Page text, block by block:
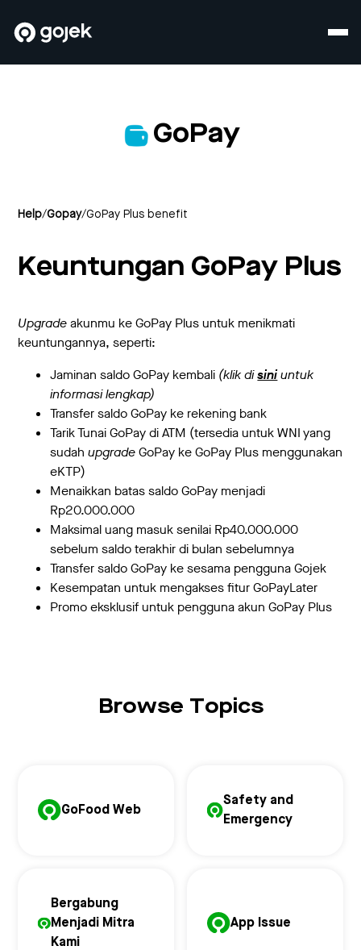
GoPay
Help/Gopay/GoPay Plus benefit
Keuntungan GoPay Plus
Upgradeakunmu ke GoPay Plus untuk menikmati
keuntungannya, seperti:
Jaminan saldo GoPay kembali (klik disiniuntuk
informasi lengkap)
Transfer saldo GoPay ke rekening bank
Tarik Tunai GoPay di ATM (tersedia untuk WNI yang
sudahupgradeGoPay ke GoPay Plus menggunakan
eKTP)
Menaikkan batas saldo GoPay menjadi
Rp20.000.000
Maksimal uang masuk senilai Rp40.000.000
sebelum saldo terakhir di bulan sebelumnya
Transfer saldo GoPay ke sesama pengguna Gojek
Kesempatan untuk mengakses fitur GoPayLater
Promo eksklusif untuk pengguna akun GoPay Plus
Browse Topics
GoFood Web
Safety and
Emergency
Bergabung
Menjadi Mitra
Kami
App Issue